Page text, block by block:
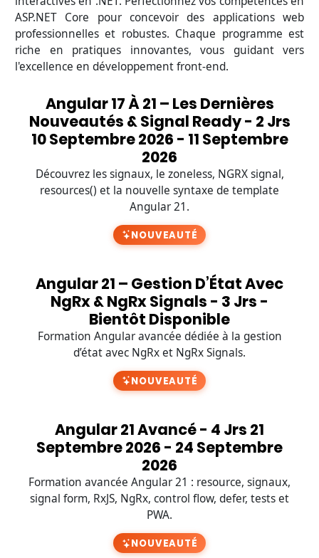
ASP.NET Core pour concevoir des applications web
professionnelles et robustes. Chaque programme est
riche en pratiques innovantes, vous guidant vers
l'excellence en développement front-end.
Angular 17 À 21 – Les Dernières
Nouveautés & Signal Ready - 2 Jrs
10 Septembre 2026 - 11 Septembre
2026
Découvrez les signaux, le zoneless, NGRX signal,
resources() et la nouvelle syntaxe de template
Angular 21.
NOUVEAUTÉ
Angular 21 – Gestion D’État Avec
NgRx & NgRx Signals - 3 Jrs -
Bientôt Disponible
Formation Angular avancée dédiée à la gestion
d’état avec NgRx et NgRx Signals.
NOUVEAUTÉ
Angular 21 Avancé - 4 Jrs 21
Septembre 2026 - 24 Septembre
2026
Formation avancée Angular 21 : resource, signaux,
signal form, RxJS, NgRx, control flow, defer, tests et
PWA.
NOUVEAUTÉ